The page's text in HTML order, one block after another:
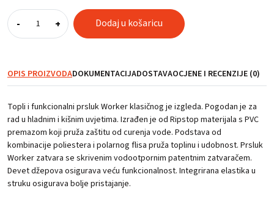
Prsluk
WORKER,
plavi
+
- Dodaj u košaricu
OPIS PROIZVODADOKUMENTACIJADOSTAVAOCJENE I RECENZIJE (0)
Topli i funkcionalni prsluk Worker klasičnog je izgleda. Pogodan je za
rad u hladnim i kišnim uvjetima. Izrađen je od Ripstop materijala s PVC
premazom koji pruža zaštitu od curenja vode. Podstava od
kombinacije poliestera i polarnog flisa pruža toplinu i udobnost. Prsluk
Worker zatvara se skrivenim vodootpornim patentnim zatvaračem.
Devet džepova osigurava veću funkcionalnost. Integrirana elastika u
struku osigurava bolje pristajanje.